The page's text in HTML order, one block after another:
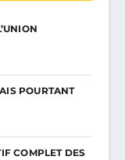
POURTANT
COMPLET DES